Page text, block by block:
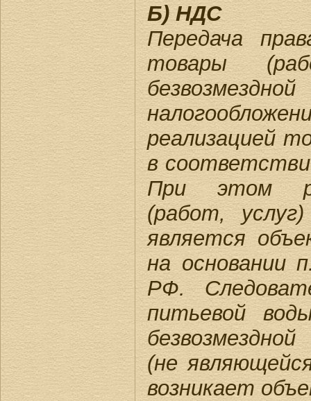
Б) НДС
Передача
товары
реализацией
в
При этом
(работ,
является
на основании
РФ.
питьевой
(не
возникает